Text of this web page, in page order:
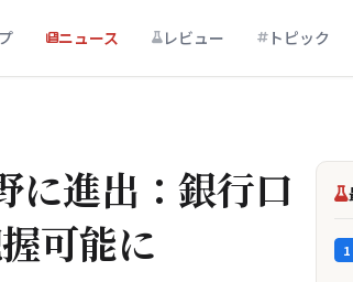
ニュース レビュー トピック
に進出：銀行口
可能に
1